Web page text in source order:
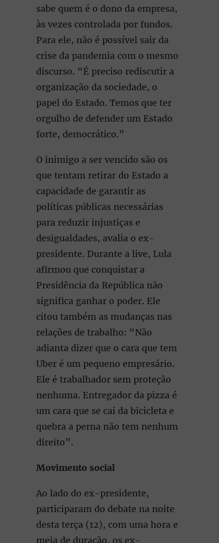
sabe quem é o dono da empresa,
às vezes controlada por fundos.
Para ele, não é possível sair da
crise da pandemia com o mesmo
discurso. “É preciso rediscutir a
organização da sociedade, o
papel do Estado. Temos que ter
orgulho de defender um Estado
forte, democrático.”
O inimigo a ser vencido são os
que tentam retirar do Estado a
capacidade de garantir as
políticas públicas necessárias
para reduzir injustiças e
desigualdades, avalia o ex-
presidente. Durante a live, Lula
afirmou que conquistar a
Presidência da República não
significa ganhar o poder. Ele
citou também as mudanças nas
relações de trabalho: “Não
adianta dizer que o cara que tem
Uber é um pequeno empresário.
Ele é trabalhador sem proteção
nenhuma. Entregador da pizza é
um cara que se cai da bicicleta e
quebra a perna não tem nenhum
direito”.
Movimento social
Ao lado do ex-presidente,
participaram do debate na noite
desta terça (12), com uma hora e
meia de duração, os ex-